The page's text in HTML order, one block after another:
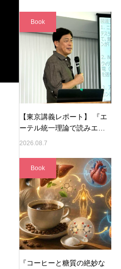
Book
【東京講義レポート】 『エ
ーテル統一理論で読みエ…
2026.08.7
Book
『コーヒーと糖質の絶妙な